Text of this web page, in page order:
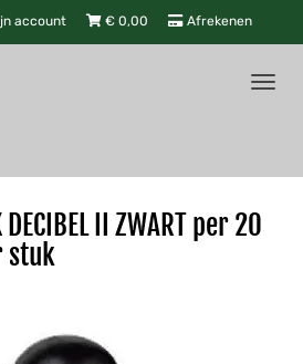
account € 0,00 Afrekenen
II ZWART per 20
stuk